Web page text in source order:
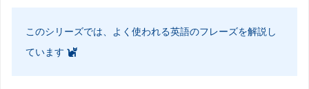
このシリーズでは、よく使われる英語のフレーズを解説し
ています